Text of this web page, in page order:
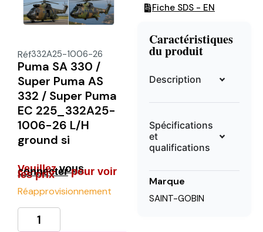
Réf332A25-1006-26
Puma SA 330 /
Super Puma AS
332 / Super Puma
EC 225_332A25-
1006-26 L/H
ground si
Veuillezvous
connecterpour voir
les prix
Réapprovisionnement
Fiche SDS - EN
Caractéristiques
du produit
Description
Spécifications
et
qualifications
Marque
SAINT-GOBIN